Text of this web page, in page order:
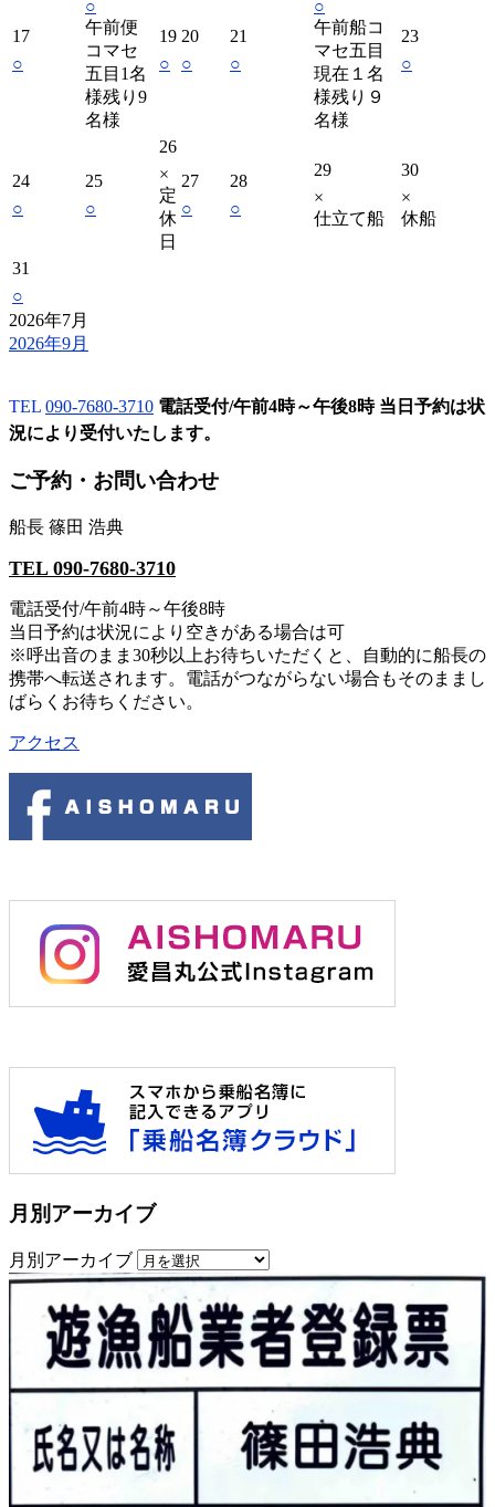
17
○
○
午前便
コマセ
五目1名
様残り9
名様
19
○
20
○
21
○
○
午前船コ
マセ五目
現在１名
様残り９
名様
23
○
24
○
25
○
26
×
定
休
日
27
○
28
○
29
×
仕立て船
30
×
休船
31
○
2026年7月
2026年9月
TEL 090-7680-3710 電話受付/午前4時～午後8時 当日予約は状
況により受付いたします。
ご予約・お問い合わせ
船長 篠田 浩典
TEL 090-7680-3710
電話受付/午前4時～午後8時
当日予約は状況により空きがある場合は可
※呼出音のまま30秒以上お待ちいただくと、自動的に船長の
携帯へ転送されます。電話がつながらない場合もそのままし
ばらくお待ちください。
アクセス
月別アーカイブ
月別アーカイブ